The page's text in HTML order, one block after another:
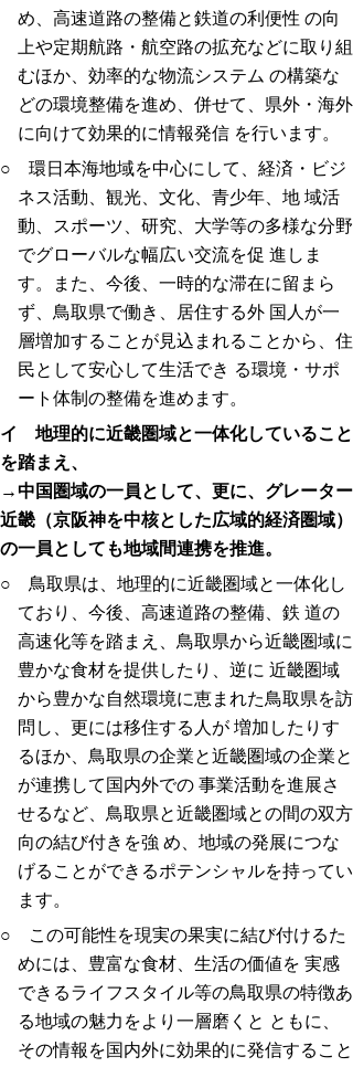
め、高速道路の整備と鉄道の利便性 の向
上や定期航路・航空路の拡充などに取り組
むほか、効率的な物流システム の構築な
どの環境整備を進め、併せて、県外・海外
に向けて効果的に情報発信 を行います。
○ 環日本海地域を中心にして、経済・ビジ
ネス活動、観光、文化、青少年、地 域活
動、スポーツ、研究、大学等の多様な分野
でグローバルな幅広い交流を促 進しま
す。また、今後、一時的な滞在に留まら
ず、鳥取県で働き、居住する外 国人が一
層増加することが見込まれることから、住
民として安心して生活でき る環境・サポ
ート体制の整備を進めます。
イ 地理的に近畿圏域と一体化していること
を踏まえ、
→中国圏域の一員として、更に、グレーター
近畿（京阪神を中核とした広域的経済圏域）
の一員としても地域間連携を推進。
○ 鳥取県は、地理的に近畿圏域と一体化し
ており、今後、高速道路の整備、鉄 道の
高速化等を踏まえ、鳥取県から近畿圏域に
豊かな食材を提供したり、逆に 近畿圏域
から豊かな自然環境に恵まれた鳥取県を訪
問し、更には移住する人が 増加したりす
るほか、鳥取県の企業と近畿圏域の企業と
が連携して国内外での 事業活動を進展さ
せるなど、鳥取県と近畿圏域との間の双方
向の結び付きを強 め、地域の発展につな
げることができるポテンシャルを持ってい
ます。
○ この可能性を現実の果実に結び付けるた
めには、豊富な食材、生活の価値を 実感
できるライフスタイル等の鳥取県の特徴あ
る地域の魅力をより一層磨くと ともに、
その情報を国内外に効果的に発信すること